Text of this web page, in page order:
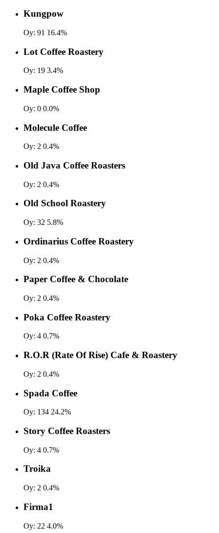
Kungpow
Oy: 91 16.4%
Lot Coffee Roastery
Oy: 19 3.4%
Maple Coffee Shop
Oy: 0 0.0%
Molecule Coffee
Oy: 2 0.4%
Old Java Coffee Roasters
Oy: 2 0.4%
Old School Roastery
Oy: 32 5.8%
Ordinarius Coffee Roastery
Oy: 2 0.4%
Paper Coffee & Chocolate
Oy: 2 0.4%
Poka Coffee Roastery
Oy: 4 0.7%
R.O.R (Rate Of Rise) Cafe & Roastery
Oy: 2 0.4%
Spada Coffee
Oy: 134 24.2%
Story Coffee Roasters
Oy: 4 0.7%
Troika
Oy: 2 0.4%
Firma1
Oy: 22 4.0%